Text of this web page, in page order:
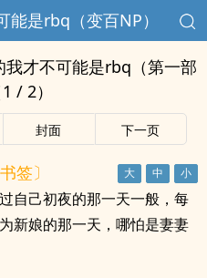
能是rbq（变百NP）
才不可能是rbq（第一部
/ 2）
封面 下一页
签〕
自己初夜的那一天一般，每
新娘的那一天，哪怕是妻妻